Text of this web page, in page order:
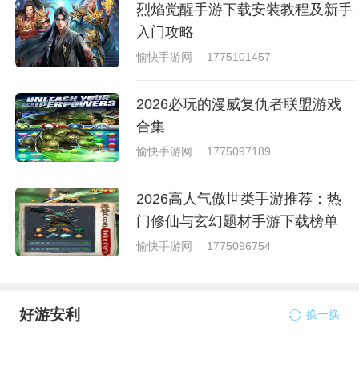
烈焰觉醒手游下载安装教程及新手
入门攻略
愉快手游网 1775101457
2026必玩的漫威复仇者联盟游戏
合集
愉快手游网 1775097189
2026高人气傲世类手游推荐：热
门修仙与玄幻题材手游下载榜单
愉快手游网 1775096754
好游安利 换一换